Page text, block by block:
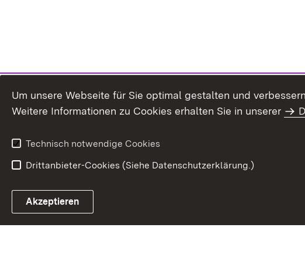
Um unsere Webseite für Sie optimal gestalten und
Weitere Informationen zu Cookies erhalten Sie in unserer
Technisch notwendige Cookies
Drittanbieter-Cookies (Siehe Datenschutzerklärung.)
Akzeptieren